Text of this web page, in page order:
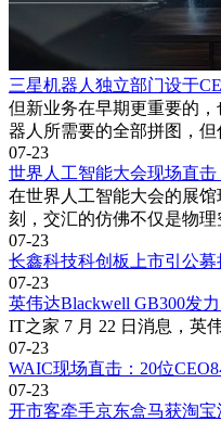
三星机器人独立部门设于
但新业务在早期更重要的
器人所需要的全部拼图，
07-23
世界人工智能大会现场直
在世界人工智能大会的展
刻，交汇的仿佛不仅是物
07-23
长鑫科技科创板上市引公
07-23
英伟达Blackwell GB300发
IT之家 7 月 22 日消息，英
07-23
WAIC现场直击：20位
07-23
开市客牵手京东盒马获淘